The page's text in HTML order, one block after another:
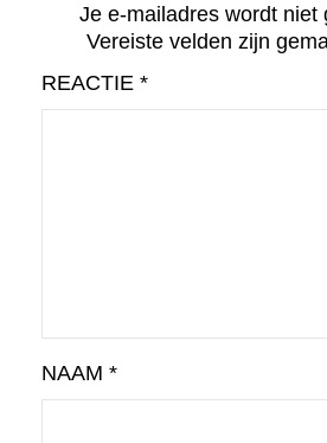
Je e-mailadres wordt niet
Vereiste velden zijn
REACTIE *
NAAM *